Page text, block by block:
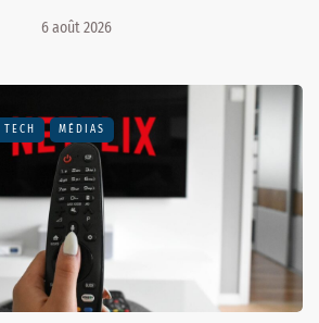
6 août 2026
MÉDIAS